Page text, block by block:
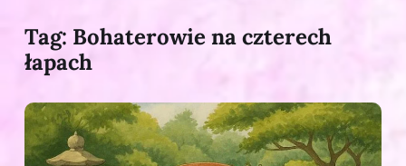
Tag: Bohaterowie na czterech
łapach